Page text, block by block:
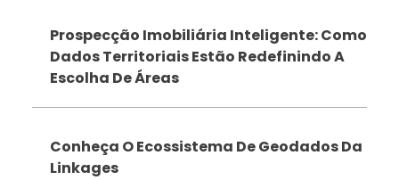
Prospecção Imobiliária Inteligente: Como
Dados Territoriais Estão Redefinindo A
Escolha De Áreas
Conheça O Ecossistema De Geodados Da
Linkages